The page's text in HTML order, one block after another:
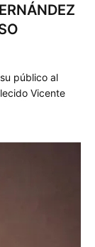
público al
Vicente